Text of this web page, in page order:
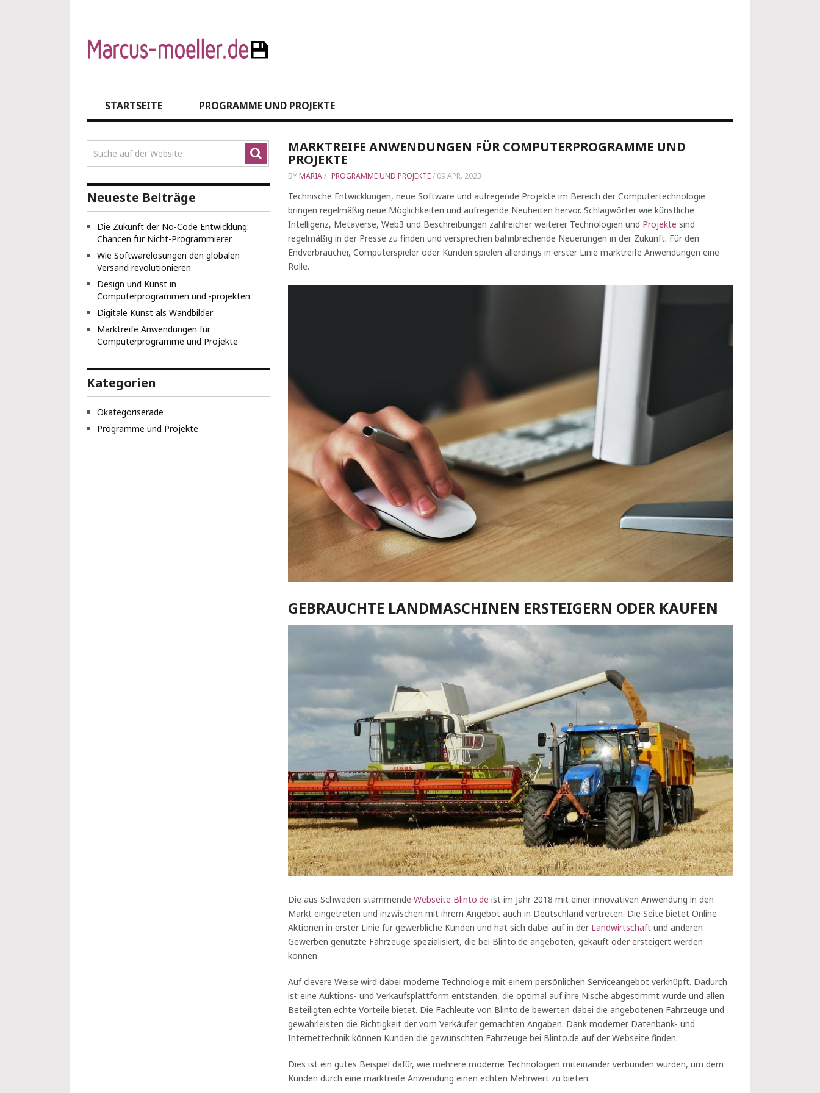
STARTSEITE PROGRAMME UND PROJEKTE
MARKTREIFE ANWENDUNGEN FÜR COMPUTERPROGRAMME UND
PROJEKTE
BYMARIA/ PROGRAMME UND PROJEKTE/ 09 APR. 2023
Technische Entwicklungen, neue Software und aufregende Projekte im Bereich der Computertechnologie
bringen regelmäßig neue Möglichkeiten und aufregende Neuheiten hervor. Schlagwörter wie künstliche
Intelligenz, Metaverse, Web3 und Beschreibungen zahlreicher weiterer Technologien und Projekte sind
regelmäßig in der Presse zu finden und versprechen bahnbrechende Neuerungen in der Zukunft. Für den
Endverbraucher, Computerspieler oder Kunden spielen allerdings in erster Linie marktreife Anwendungen eine
Rolle.
GEBRAUCHTE LANDMASCHINEN ERSTEIGERN ODER KAUFEN
Die aus Schweden stammende Webseite Blinto.de ist im Jahr 2018 mit einer innovativen Anwendung in den
Markt eingetreten und inzwischen mit ihrem Angebot auch in Deutschland vertreten. Die Seite bietet Online-
Aktionen in erster Linie für gewerbliche Kunden und hat sich dabei auf in der Landwirtschaft und anderen
Gewerben genutzte Fahrzeuge spezialisiert, die bei Blinto.de angeboten, gekauft oder ersteigert werden
können.
Auf clevere Weise wird dabei moderne Technologie mit einem persönlichen Serviceangebot verknüpft. Dadurch
ist eine Auktions- und Verkaufsplattform entstanden, die optimal auf ihre Nische abgestimmt wurde und allen
Beteiligten echte Vorteile bietet. Die Fachleute von Blinto.de bewerten dabei die angebotenen Fahrzeuge und
gewährleisten die Richtigkeit der vom Verkäufer gemachten Angaben. Dank moderner Datenbank- und
Internettechnik können Kunden die gewünschten Fahrzeuge bei Blinto.de auf der Webseite finden.
Dies ist ein gutes Beispiel dafür, wie mehrere moderne Technologien miteinander verbunden wurden, um dem
Kunden durch eine marktreife Anwendung einen echten Mehrwert zu bieten.
Neueste Beiträge
Die Zukunft der No-Code Entwicklung:
Chancen für Nicht-Programmierer
Wie Softwarelösungen den globalen
Versand revolutionieren
Design und Kunst in
Computerprogrammen und -projekten
Digitale Kunst als Wandbilder
Marktreife Anwendungen für
Computerprogramme und Projekte
Kategorien
Okategoriserade
Programme und Projekte